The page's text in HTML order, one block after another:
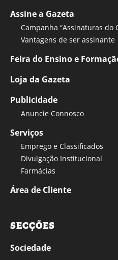
Assine a Gazeta
Campanha “Assinaturas do
Vantagens de ser assinante
Feira do Ensino e
Loja da Gazeta
Publicidade
Anuncie Connosco
Serviços
Emprego e Classificados
Divulgação Institucional
Farmácias
Área de Cliente
SECÇÕES
Sociedade